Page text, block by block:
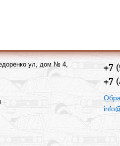
ул, дом № 4,
–
+7
+7